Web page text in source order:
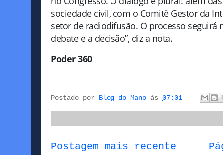
sociedade civil, com o Comitê Gestor da
setor de radiodifusão. O processo
debate e a decisão”, diz a nota.
Poder 360
Postado por Blog do Mano às 07:01
Postagem mais recente